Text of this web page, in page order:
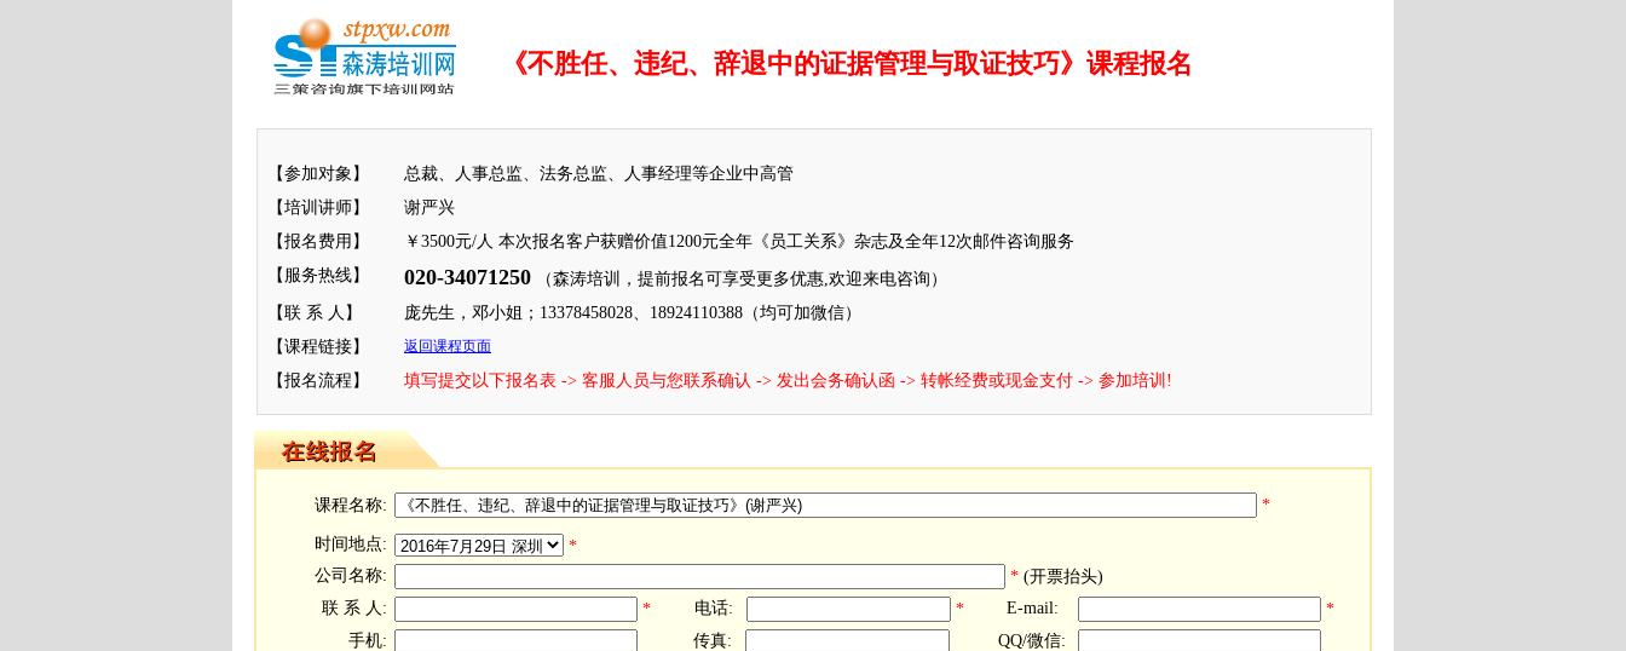
《不胜任、违纪、辞退中的证据管理与取证技巧》课程报名
【参加对象】
总裁、人事总监、法务总监、人事经理等企业中高管
【培训讲师】
谢严兴
【报名费用】
￥3500元/人 本次报名客户获赠价值1200元全年《员工关系》杂志及全年12次邮件咨询服务
【服务热线】
020-34071250 （森涛培训，提前报名可享受更多优惠,欢迎来电咨询）
【联 系 人】
庞先生，邓小姐；13378458028、18924110388（均可加微信）
【课程链接】
返回课程页面
【报名流程】 填写提交以下报名表 -> 客服人员与您联系确认 -> 发出会务确认函 -> 转帐经费或现金支付 -> 参加培训!
课程名称: *
时间地点:
*
公司名称:
* (开票抬头)
联 系 人:
* 电话: * E-mail:
*
手机:
传真: QQ/微信: